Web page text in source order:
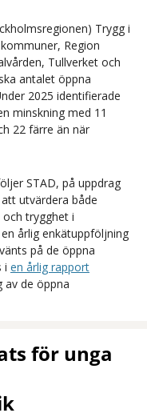
Trygg i
Region
Tullverket och
antalet öppna
2025 identifierade
minskning med 11
22 färre än när
STAD, på uppdrag
utvärdera både
trygghet i
årlig enkätuppföljning
på de öppna
i en årlig rapport
av de öppna
för unga